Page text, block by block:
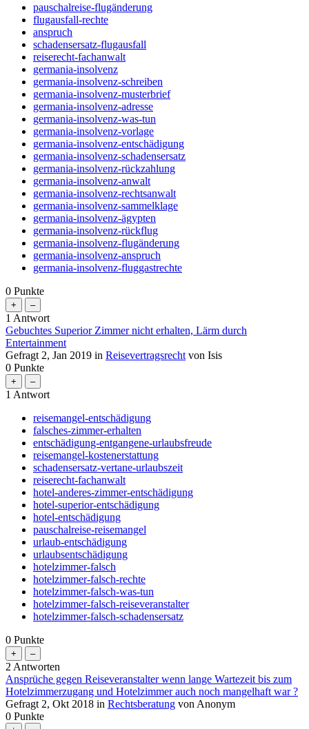
pauschalreise-flugänderung
flugausfall-rechte
anspruch
schadensersatz-flugausfall
reiserecht-fachanwalt
germania-insolvenz
germania-insolvenz-schreiben
germania-insolvenz-musterbrief
germania-insolvenz-adresse
germania-insolvenz-was-tun
germania-insolvenz-vorlage
germania-insolvenz-entschädigung
germania-insolvenz-schadensersatz
germania-insolvenz-rückzahlung
germania-insolvenz-anwalt
germania-insolvenz-rechtsanwalt
germania-insolvenz-sammelklage
germania-insolvenz-ägypten
germania-insolvenz-rückflug
germania-insolvenz-flugänderung
germania-insolvenz-anspruch
germania-insolvenz-fluggastrechte
0 Punkte
1 Antwort
Gebuchtes Superior Zimmer nicht erhalten, Lärm durch
Entertainment
Gefragt 2, Jan 2019 in Reisevertragsrecht von Isis
0 Punkte
1 Antwort
reisemangel-entschädigung
falsches-zimmer-erhalten
entschädigung-entgangene-urlaubsfreude
reisemangel-kostenerstattung
schadensersatz-vertane-urlaubszeit
reiserecht-fachanwalt
hotel-anderes-zimmer-entschädigung
hotel-superior-entschädigung
hotel-entschädigung
pauschalreise-reisemangel
urlaub-entschädigung
urlaubsentschädigung
hotelzimmer-falsch
hotelzimmer-falsch-rechte
hotelzimmer-falsch-was-tun
hotelzimmer-falsch-reiseveranstalter
hotelzimmer-falsch-schadensersatz
0 Punkte
2 Antworten
Ansprüche gegen Reiseveranstalter wenn lange Wartezeit bis zum
Hotelzimmerzugang und Hotelzimmer auch noch mangelhaft war ?
Gefragt 2, Okt 2018 in Rechtsberatung von Anonym
0 Punkte